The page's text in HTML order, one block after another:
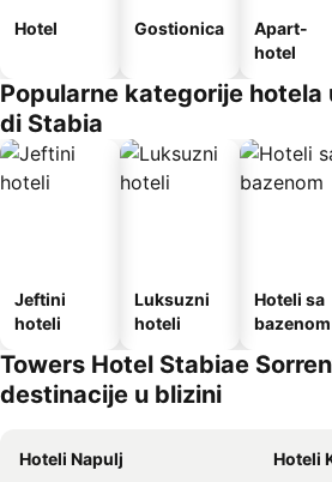
Hotel Gostionica
Apart-
hotel
Popularne kategorije hotela
di Stabia
Jeftini
hoteli
Luksuzni
hoteli
Hoteli sa
bazenom
Towers Hotel Stabiae
destinacije u blizini
Hoteli Napulj
Hoteli